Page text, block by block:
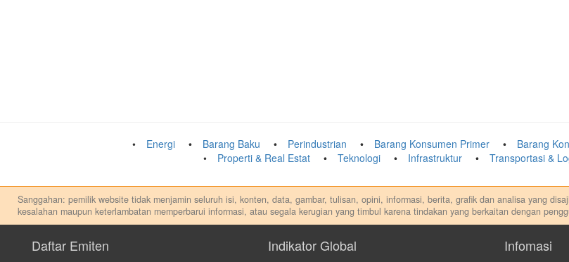
Energi Barang Baku Perindustrian Barang Konsumen Primer Barang
Properti & Real Estat
Teknologi Infrastruktur Transportasi &
Sanggahan: pemilik website tidak menjamin seluruh isi, konten, data, gambar, tulisan, opini, informasi, berita, grafik dan analisa yang
kesalahan maupun keterlambatan memperbarui informasi, atau segala kerugian yang timbul karena tindakan yang berkaitan dengan
apapun, dan kami tidak bertanggung jawab atas keputusan investasi yang dilakukan dalam kondisi dan situasi apapun juga, yang
Daftar Emiten Indikator Global Infomasi